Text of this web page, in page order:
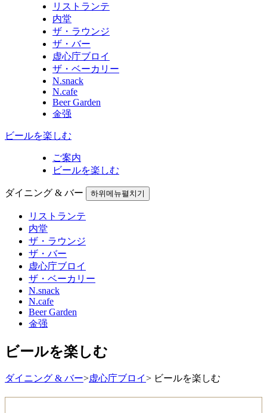
リストランテ
内堂
ザ・ラウンジ
ザ・バー
虚心庁ブロイ
ザ・ベーカリー
N.snack
N.cafe
Beer Garden
金强
ビールを楽しむ
ご案内
ビールを楽しむ
ダイニング & バー 하위메뉴펼치기
リストランテ
内堂
ザ・ラウンジ
ザ・バー
虚心庁ブロイ
ザ・ベーカリー
N.snack
N.cafe
Beer Garden
金强
ビールを楽しむ
ダイニング & バー>虚心庁ブロイ> ビールを楽しむ